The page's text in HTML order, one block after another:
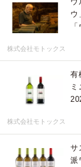
ウ
株式会社モトックス
有
株式会社モトックス
サ
派